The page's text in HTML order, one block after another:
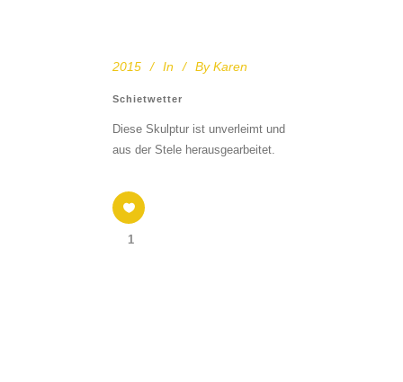
2015 In By Karen
Schietwetter
Diese Skulptur ist unverleimt und
aus der Stele herausgearbeitet.
1